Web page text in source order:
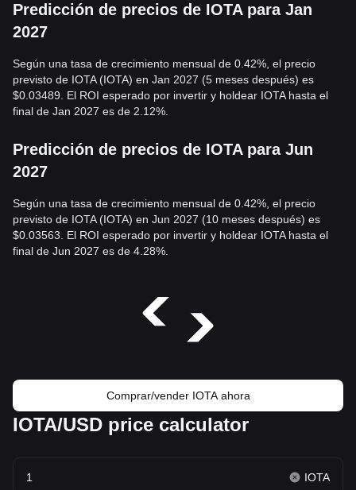
Predicción de precios de IOTA para Jan
2027
Según una tasa de crecimiento mensual de 0.42%, el precio
previsto de IOTA (IOTA) en Jan 2027 (5 meses después) es
$0.03489. El ROI esperado por invertir y holdear IOTA hasta el
final de Jan 2027 es de 2.12%.
Predicción de precios de IOTA para Jun
2027
Según una tasa de crecimiento mensual de 0.42%, el precio
previsto de IOTA (IOTA) en Jun 2027 (10 meses después) es
$0.03563. El ROI esperado por invertir y holdear IOTA hasta el
final de Jun 2027 es de 4.28%.
Comprar/vender IOTA ahora
IOTA/USD price calculator
IOTA